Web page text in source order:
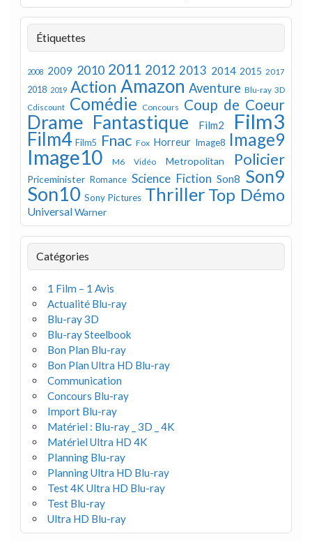
Étiquettes
2008 2009 2010 2011 2012 2013 2014 2015 2017
2018 2019 Action Amazon Aventure Blu-ray 3D
Cdiscount Comédie Concours Coup de Coeur
Drame Fantastique Film2 Film3
Film4 Film5 Fnac Fox Horreur Image8 Image9
Image10 M6 Vidéo Metropolitan Policier
Priceminister Romance Science Fiction Son8 Son9
Son10 Sony Pictures Thriller Top Démo
UniversalWarner
Catégories
1 Film – 1 Avis
Actualité Blu-ray
Blu-ray 3D
Blu-ray Steelbook
Bon Plan Blu-ray
Bon Plan Ultra HD Blu-ray
Communication
Concours Blu-ray
Import Blu-ray
Matériel : Blu-ray _ 3D _ 4K
Matériel Ultra HD 4K
Planning Blu-ray
Planning Ultra HD Blu-ray
Test 4K Ultra HD Blu-ray
Test Blu-ray
Ultra HD Blu-ray